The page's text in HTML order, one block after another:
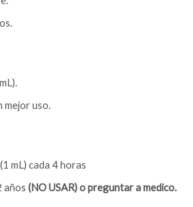
mejor uso.
(1 mL) cada 4 horas
años (NO USAR) o preguntar a medico.